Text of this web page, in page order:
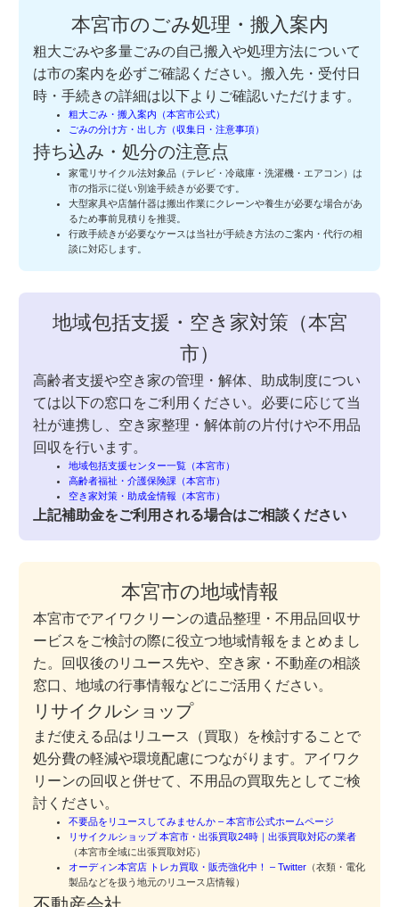
本宮市のごみ処理・搬入案内
粗大ごみや多量ごみの自己搬入や処理方法について
は市の案内を必ずご確認ください。搬入先・受付日
時・手続きの詳細は以下よりご確認いただけます。
粗大ごみ・搬入案内（本宮市公式）
ごみの分け方・出し方（収集日・注意事項）
持ち込み・処分の注意点
家電リサイクル法対象品（テレビ・冷蔵庫・洗濯機・エアコン）は
市の指示に従い別途手続きが必要です。
大型家具や店舗什器は搬出作業にクレーンや養生が必要な場合があ
るため事前見積りを推奨。
行政手続きが必要なケースは当社が手続き方法のご案内・代行の相
談に対応します。
地域包括支援・空き家対策（本宮
市）
高齢者支援や空き家の管理・解体、助成制度につい
ては以下の窓口をご利用ください。必要に応じて当
社が連携し、空き家整理・解体前の片付けや不用品
回収を行います。
地域包括支援センター一覧（本宮市）
高齢者福祉・介護保険課（本宮市）
空き家対策・助成金情報（本宮市）
上記補助金をご利用される場合はご相談ください
本宮市の地域情報
本宮市でアイワクリーンの遺品整理・不用品回収サ
ービスをご検討の際に役立つ地域情報をまとめまし
た。回収後のリユース先や、空き家・不動産の相談
窓口、地域の行事情報などにご活用ください。
リサイクルショップ
まだ使える品はリユース（買取）を検討することで
処分費の軽減や環境配慮につながります。アイワク
リーンの回収と併せて、不用品の買取先としてご検
討ください。
不要品をリユースしてみませんか – 本宮市公式ホームページ
リサイクルショップ 本宮市・出張買取24時｜出張買取対応の業者
（本宮市全域に出張買取対応）
オーディン本宮店 トレカ買取・販売強化中！ – Twitter （衣類・電化
製品などを扱う地元のリユース店情報）